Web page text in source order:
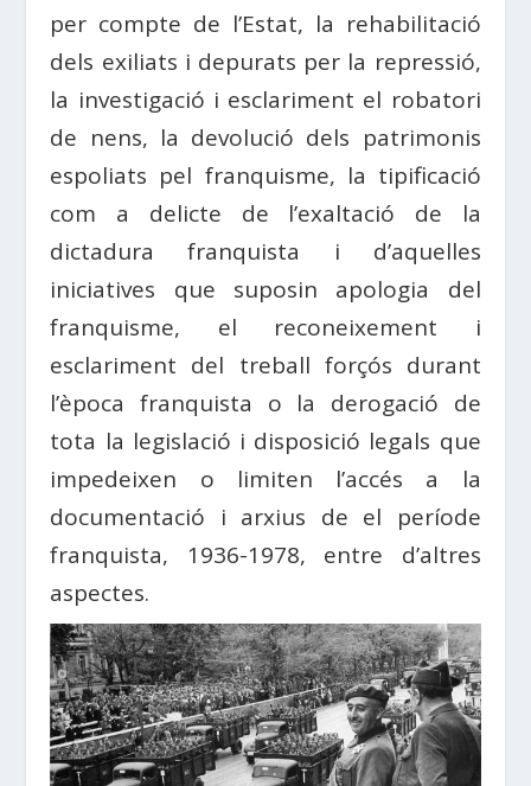
per compte de l’Estat, la rehabilitació
dels exiliats i depurats per la repressió,
la investigació i esclariment el robatori
de nens, la devolució dels patrimonis
espoliats pel franquisme, la tipificació
com a delicte de l’exaltació de la
dictadura franquista i d’aquelles
iniciatives que suposin apologia del
franquisme, el reconeixement i
esclariment del treball forçós durant
l’època franquista o la derogació de
tota la legislació i disposició legals que
impedeixen o limiten l’accés a la
documentació i arxius de el període
franquista, 1936-1978, entre d’altres
aspectes.